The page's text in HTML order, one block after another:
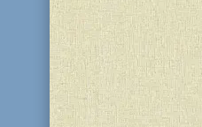
из них являются
разрешенными к
пищу, а какие -
следует
Тазриа